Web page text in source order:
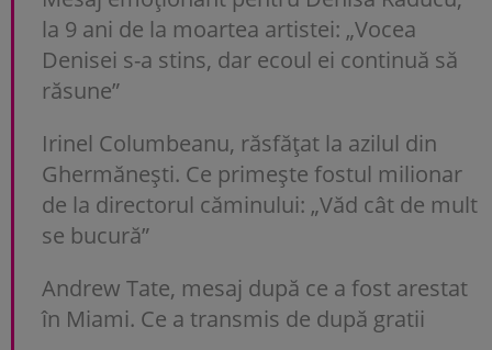
la 9 ani de la moartea artistei: „Vocea
Denisei s-a stins, dar ecoul ei continuă să
răsune”
Irinel Columbeanu, răsfățat la azilul din
Ghermănești. Ce primește fostul milionar
de la directorul căminului: „Văd cât de mult
se bucură”
Andrew Tate, mesaj după ce a fost arestat
în Miami. Ce a transmis de după gratii